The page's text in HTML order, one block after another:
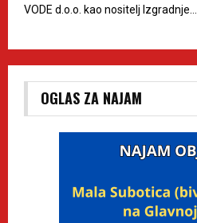
VODE d.o.o. kao nositelj Izgradnje…
OGLAS ZA NAJAM